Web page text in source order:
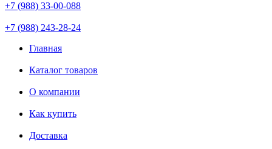
+7 (988) 33-00-088
+7 (988) 243-28-24
Главная
Каталог товаров
О компании
Как купить
Доставка